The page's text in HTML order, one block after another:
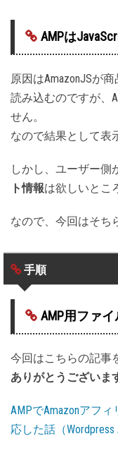
AMPは
原因はAmazonJSが
読み込むのですが、
せん。
なので結果として表
しかし、ユーザー側
ト情報は欲しいとこ
なので、今回はそち
手順
AMP用ファ
今回はこちらの記事
ありがとうございま
AMPでAmazonアフ
応した話（